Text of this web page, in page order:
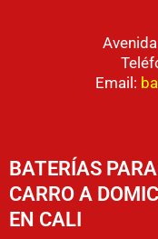
Email:
BATERÍAS PARA
CARRO A
EN CALI